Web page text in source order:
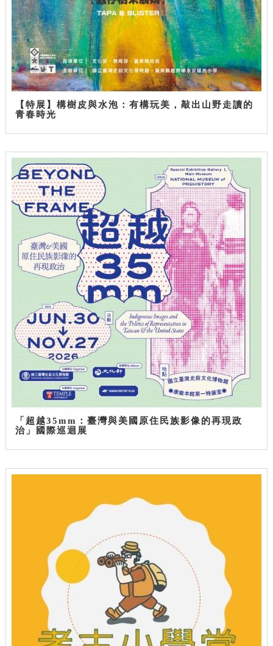
【特展】構樹皮與水泡：有構玩美，敲出山野走讀的
青春時光
「超越35mm：臺灣與美國原住民族影像的再現政
治」國際巡迴展